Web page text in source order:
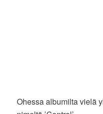
Ohessa albumilta vielä